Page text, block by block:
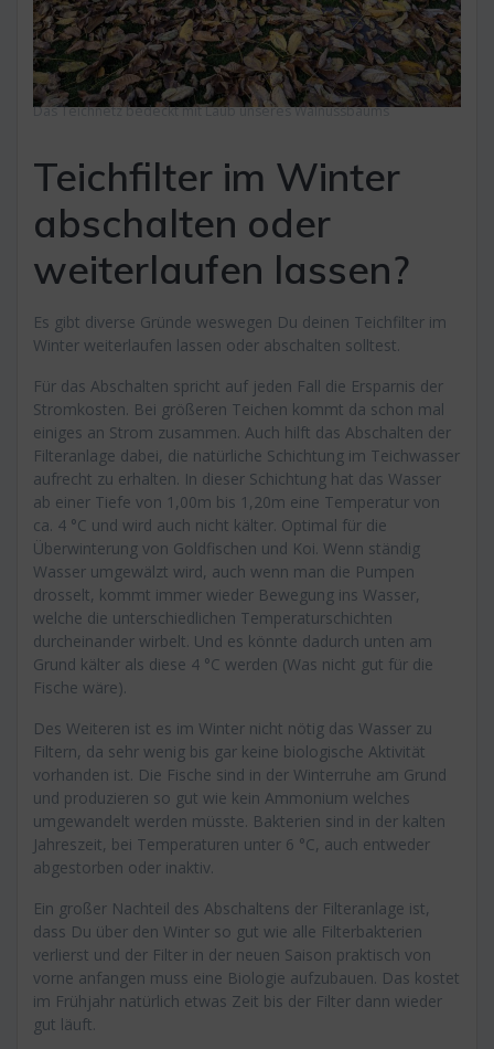
Das Teichnetz bedeckt mit Laub unseres Walnussbaums
Teichfilter im Winter
abschalten oder
weiterlaufen lassen?
Es gibt diverse Gründe weswegen Du deinen Teichfilter im
Winter weiterlaufen lassen oder abschalten solltest.
Für das Abschalten spricht auf jeden Fall die Ersparnis der
Stromkosten. Bei größeren Teichen kommt da schon mal
einiges an Strom zusammen. Auch hilft das Abschalten der
Filteranlage dabei, die natürliche Schichtung im Teichwasser
aufrecht zu erhalten. In dieser Schichtung hat das Wasser
ab einer Tiefe von 1,00m bis 1,20m eine Temperatur von
ca. 4 °C und wird auch nicht kälter. Optimal für die
Überwinterung von Goldfischen und Koi. Wenn ständig
Wasser umgewälzt wird, auch wenn man die Pumpen
drosselt, kommt immer wieder Bewegung ins Wasser,
welche die unterschiedlichen Temperaturschichten
durcheinander wirbelt. Und es könnte dadurch unten am
Grund kälter als diese 4 °C werden (Was nicht gut für die
Fische wäre).
Des Weiteren ist es im Winter nicht nötig das Wasser zu
Filtern, da sehr wenig bis gar keine biologische Aktivität
vorhanden ist. Die Fische sind in der Winterruhe am Grund
und produzieren so gut wie kein Ammonium welches
umgewandelt werden müsste. Bakterien sind in der kalten
Jahreszeit, bei Temperaturen unter 6 °C, auch entweder
abgestorben oder inaktiv.
Ein großer Nachteil des Abschaltens der Filteranlage ist,
dass Du über den Winter so gut wie alle Filterbakterien
verlierst und der Filter in der neuen Saison praktisch von
vorne anfangen muss eine Biologie aufzubauen. Das kostet
im Frühjahr natürlich etwas Zeit bis der Filter dann wieder
gut läuft.